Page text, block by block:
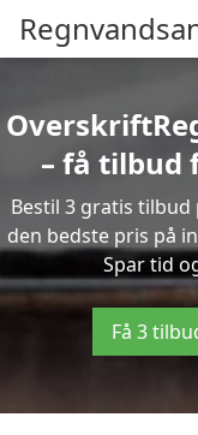
– få tilbud
Bestil 3 gratis
den bedste pris på
Spar tid
Få 3